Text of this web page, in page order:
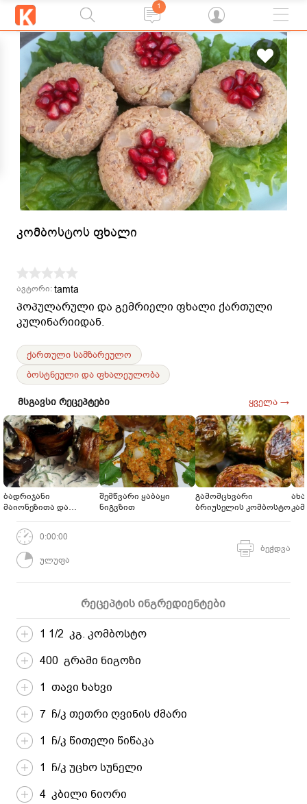
1
კომბოსტოს ფხალი
ავტორი:tamta
პოპულარული და გემრიელი ფხალი ქართული
კულინარიიდან.
ქართული სამზარეულო
ბოსტნეული და ფხალეულობა
მსგავსი რეცეპტები ყველა →
ბადრიჯანი
მაიონეზითა და
შემწვარი ყაბაყი
ნიგვზით
გამომცხვარი
ბრიუსელის კომბოსტო
0:00:00
ულუფა
ბეჭდვა
რეცეპტის ინგრედიენტები
1 1/2 კგ. კომბოსტო
400 გრამი ნიგოზი
1 თავი ხახვი
7 ჩ/კ თეთრი ღვინის ძმარი
1 ჩ/კ წითელი წიწაკა
1 ჩ/კ უცხო სუნელი
4 კბილი ნიორი